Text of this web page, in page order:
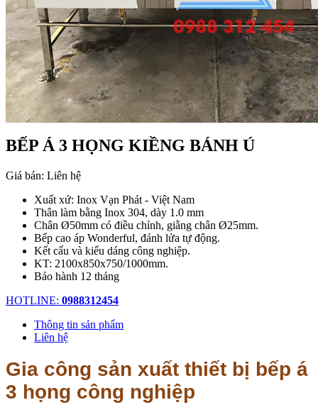
BẾP Á 3 HỌNG KIỀNG BÁNH Ú
Giá bán: Liên hệ
Xuất xứ: Inox Vạn Phát - Việt Nam
Thân làm bằng Inox 304, dày 1.0 mm
Chân Ø50mm có điều chỉnh, giằng chân Ø25mm.
Bếp cao áp Wonderful, đánh lửa tự động.
Kết cấu và kiểu dáng công nghiệp.
KT: 2100x850x750/1000mm.
Bảo hành 12 tháng
HOTLINE: 0988312454
Thông tin sản phẩm
Liên hệ
Gia công sản xuất thiết bị bếp á
3 họng công nghiệp